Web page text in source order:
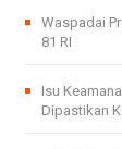
Waspadai
81 RI
Isu
Dipastikan